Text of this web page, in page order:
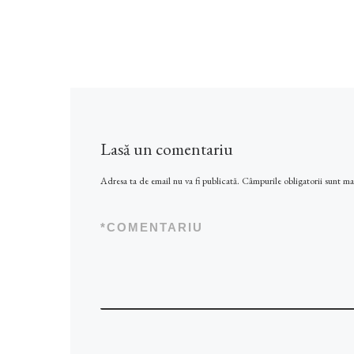
Lasă un comentariu
Adresa ta de email nu va fi publicată. Câmpurile obligatorii sunt
COMENTARIU
*